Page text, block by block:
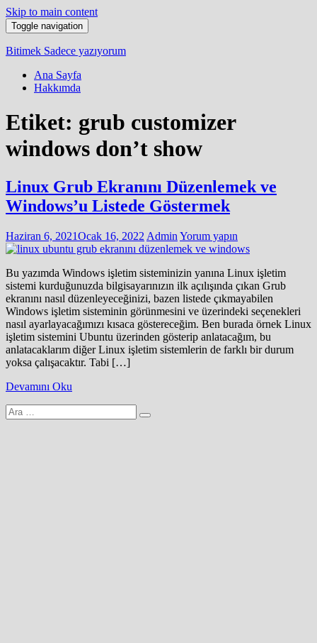
Skip to main content
Toggle navigation
Bitimek Sadece yazıyorum
Ana Sayfa
Hakkımda
Etiket: grub customizer
windows don’t show
Linux Grub Ekranını Düzenlemek ve
Windows’u Listede Göstermek
Haziran 6, 2021Ocak 16, 2022 Admin Yorum yapın
Bu yazımda Windows işletim sisteminizin yanına Linux işletim
sistemi kurduğunuzda bilgisayarınızın ilk açılışında çıkan Grub
ekranını nasıl düzenleyeceğinizi, bazen listede çıkmayabilen
Windows işletim sisteminin görünmesini ve üzerindeki seçenekleri
nasıl ayarlayacağımızı kısaca göstereceğim. Ben burada örnek Linux
işletim sistemini Ubuntu üzerinden gösterip anlatacağım, bu
anlatacaklarım diğer Linux işletim sistemlerin de farklı bir durum
yoksa çalışacaktır. Tabi […]
Devamını Oku
Arama
yap: